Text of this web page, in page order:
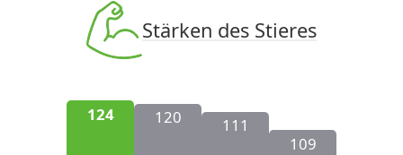
Stärken des Stieres
124 120 111
109